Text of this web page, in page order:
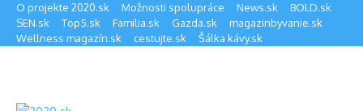
Preskočiť na obsah
O projekte 2020.sk Možnosti spolupráce News.sk
BOLD.sk
SEN.sk
Top5.sk Familia.sk Gazda.sk
magazinbyvanie.sk
Wellness magazín.sk
cestujte.sk Šálka kávy.sk